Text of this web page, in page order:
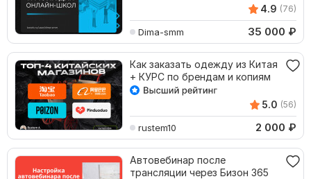
4.9 (76)
Dima-smm 35 000 ₽
Как заказать одежду из Китая
+ КУРС по брендам и копиям
5.0 (56)
rustem10 2 000 ₽
Автовебинар после
трансляции через Бизон 365